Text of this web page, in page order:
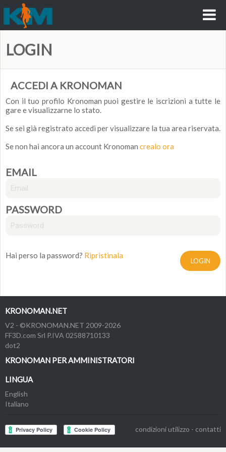
LOGIN
ACCEDI A KRONOMAN
Con il tuo profilo Kronoman puoi gestire le iscrizioni a tutte le
gare e visualizzarne lo stato.
Se sei già registrato accedi per visualizzare la tua area riservata.
Se non hai ancora un account Kronoman crealo ora
EMAIL
PASSWORD
LOGIN
Hai perso la password? Ripristinala
KRONOMAN.NET
V2 - ©KRONOMAN.NET 2009-2026
FF3D.com Srl P.IVA 02588710133
dot2
KRONOMAN PER AMMINISTRATORI
LINGUA
English
Italiano
condizioni utilizzo - contatti